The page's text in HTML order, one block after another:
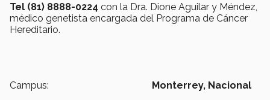
Tel (81) 8888-0224 con la Dra. Dione Aguilar y Méndez,
médico genetista encargada del Programa de Cáncer
Hereditario.
Campus: Monterrey, Nacional